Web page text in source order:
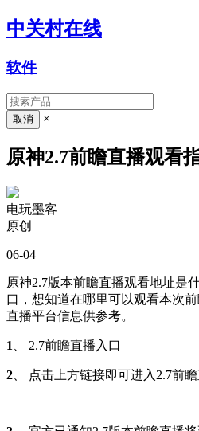
中关村在线
软件
×
原神2.7前瞻直播观看
电玩墨客
原创
06-04
原神2.7版本前瞻直播观看地址是
口，想知道在哪里可以观看本次
直播平台信息供参考。
1 、 2.7前瞻直播入口
2 、 点击上方链接即可进入2.7前瞻